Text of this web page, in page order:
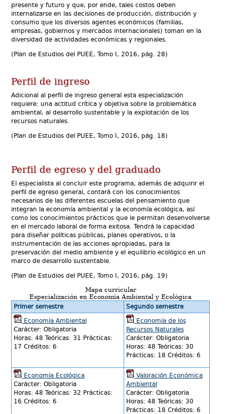
Economía Urbana y Regional
Historia Económica
Teoría y Método de la Economía
presente y futuro y que, por ende, tales costos deben
internalizarse en las decisiones de producción, distribución y
consumo que los diversos agentes económicos (familias,
empresas, gobiernos y mercados internacionales) toman en la
diversidad de actividades económicas y regionales.
(Plan de Estudios del PUEE, Tomo I, 2016, pág. 28)
Perfil de ingreso
Adicional al perfil de ingreso general esta especialización
requiere: una actitud crítica y objetiva sobre la problemática
ambiental, al desarrollo sustentable y la explotación de los
recursos naturales.
(Plan de Estudios del PUEE, Tomo I, 2016, pág. 18)
Perfil de egreso y del graduado
El especialista al concluir este programa, además de adquirir el
perfil de egreso general, contará con los conocimientos
necesarios de las diferentes escuelas del pensamiento que
integran la economía ambiental y la economía ecológica, así
como los conocimientos prácticos que le permitan desenvolverse
en el mercado laboral de forma exitosa. Tendrá la capacidad
para diseñar políticas públicas, planes operativos, o la
instrumentación de las acciones apropiadas, para la
preservación del medio ambiente y el equilibrio ecológico en un
marco de desarrollo sustentable.
(Plan de Estudios del PUEE, Tomo I, 2016, pág. 19)
Mapa curricular
Especialización en Economía Ambiental y Ecológica
Primer semestre
Segundo semestre
Economía Ambiental
Carácter: Obligatoria
Horas: 48 Teóricas: 31 Prácticas:
17 Créditos: 6
Economía de los
Recursos Naturales
Carácter: Obligatoria
Horas: 48 Teóricas: 30
Prácticas: 18 Créditos: 6
Economía Ecológica
Carácter: Obligatoria
Horas: 48 Teóricas: 32 Prácticas:
16 Créditos: 6
Valoración Económica
Ambiental
Carácter: Obligatoria
Horas: 48 Teóricas: 30
Prácticas: 18 Créditos: 6